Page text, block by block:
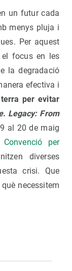
un futur cada
menys pluja i
Per aquest
el focus en les
la degradació
efectiva i
per evitar
Legacy: From
al 20 de maig
Convenció per
diverses
crisi. Que
necessitem